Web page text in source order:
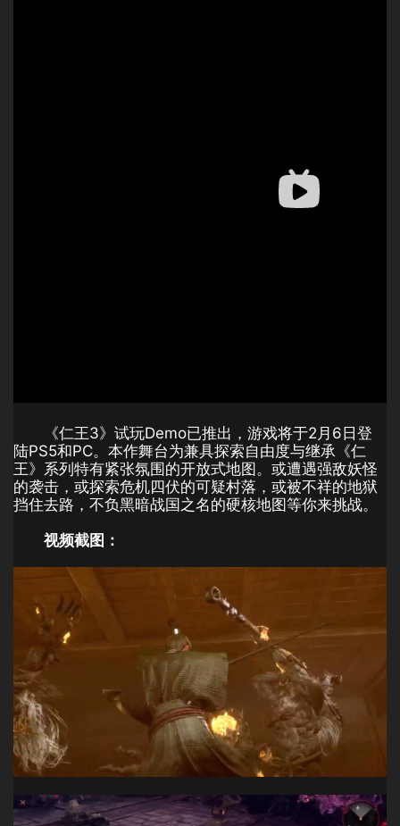
《仁王3》试玩Demo已推出，游戏将于2月6日登
陆PS5和PC。本作舞台为兼具探索自由度与继承《仁
王》系列特有紧张氛围的开放式地图。或遭遇强敌妖怪
的袭击，或探索危机四伏的可疑村落，或被不祥的地狱
挡住去路，不负黑暗战国之名的硬核地图等你来挑战。
视频截图：